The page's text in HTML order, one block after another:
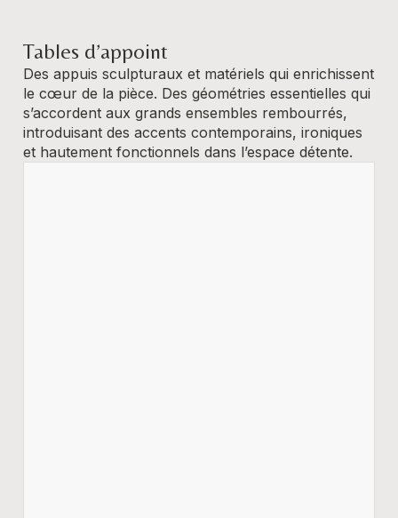
Tables d’appoint
Des appuis sculpturaux et matériels qui enrichissent
le cœur de la pièce. Des géométries essentielles qui
s’accordent aux grands ensembles rembourrés,
introduisant des accents contemporains, ironiques
et hautement fonctionnels dans l’espace détente.